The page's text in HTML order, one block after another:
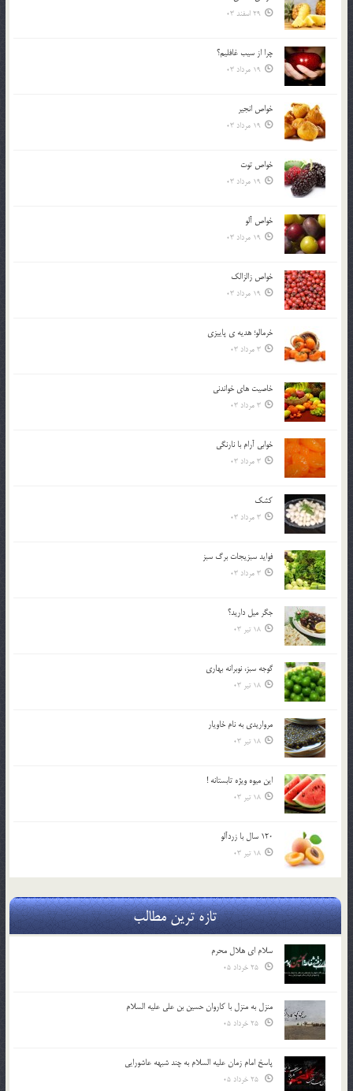
29 اسفند 03
چرا از سيب غافليم؟
19 مرداد 03
خواص انجير
19 مرداد 03
خواص توت
19 مرداد 03
خواص آلو
19 مرداد 03
خواص زالزالک
19 مرداد 03
خرمالو؛ هديه ي پاييزي
3 مرداد 03
خاصيت هاي خواندني
3 مرداد 03
خوابي آرام با نارنگي
3 مرداد 03
کشک
3 مرداد 03
فوايد سبزيجات برگ سبز
3 مرداد 03
جگر ميل داريد؟
18 تیر 03
گوجه سبز، نوبرانه بهاري
18 تیر 03
مرواريدي به نام خاويار
18 تیر 03
اين ميوه ويژه تابستانه !
18 تیر 03
120 سال با زردآلو
18 تیر 03
تازه ترین مطالب
سلام ای هلال محرم
منزل به منزل با کاروان حسین بن علی علیه السلام
پاسخ امام زمان علیه السلام به چند شبهه عاشورایی